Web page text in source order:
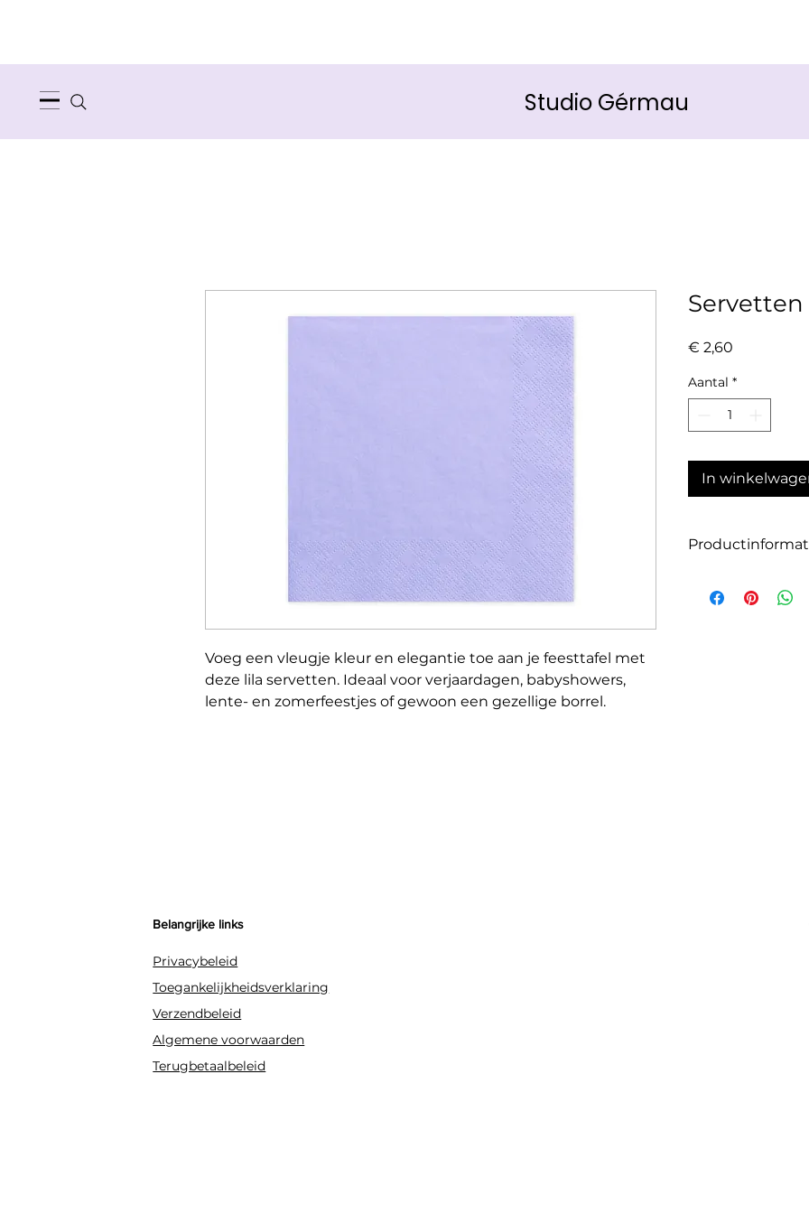
Studio Gérmau
Voeg een vleugje kleur en elegantie toe aan je feesttafel met
deze lila servetten. Ideaal voor verjaardagen, babyshowers,
lente- en zomerfeestjes of gewoon een gezellige borrel.
Servetten
€ 2,60
Aantal *
In
Kleur: lila
Belangrijke links
Privacybeleid
Toegankelijkheidsverklaring
Verzendbeleid
Algemene voorwaarden
Terugbetaalbeleid